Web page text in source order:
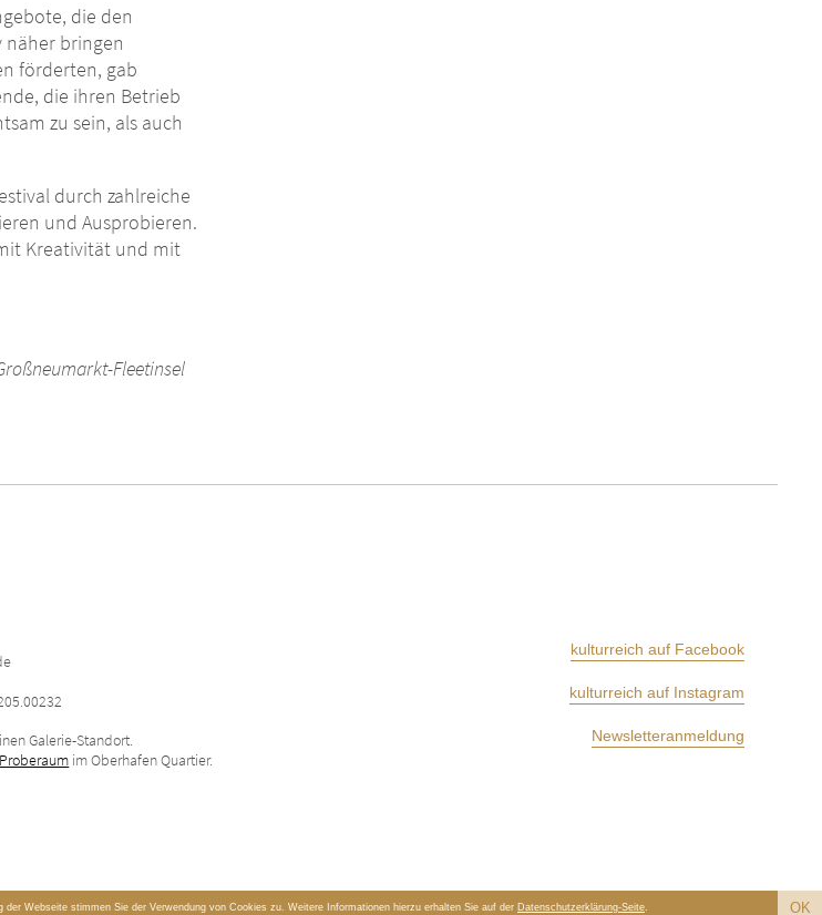
die den
näher bringen
förderten, gab
die ihren Betrieb
zu sein, als auch
durch zahlreiche
und Ausprobieren.
Kreativität und mit
Fleetinsel
Galerie-Standort.
Proberaum im Oberhafen Quartier.
kulturreich auf Facebook
kulturreich auf Instagram
Newsletteranmeldung
OK
Webseite stimmen Sie der Verwendung von Cookies zu. Weitere Informationen hierzu erhalten Sie auf der Datenschutzerklärung-Seite.